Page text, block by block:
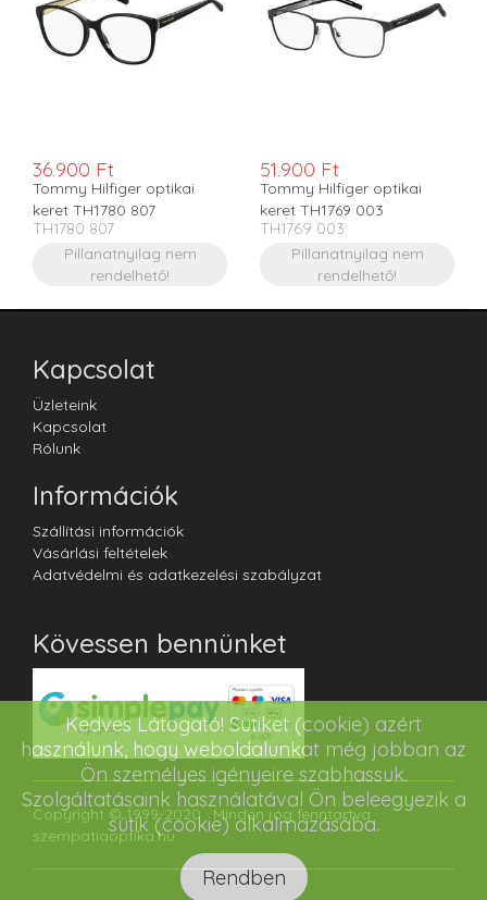
36.900 Ft
Tommy Hilfiger optikai
keret TH1780 807
TH1780 807
Pillanatnyilag nem
rendelhető!
51.900 Ft
Tommy Hilfiger optikai
keret TH1769 003
TH1769 003
Pillanatnyilag nem
rendelhető!
Kapcsolat
Üzleteink
Kapcsolat
Rólunk
Információk
Szállítási információk
Vásárlási feltételek
Adatvédelmi és adatkezelési szabályzat
Kövessen bennünket
Copyright © 1999-2020 · Minden jog fenntartva ·
szempatiaoptika.hu
Kedves Látogató! Sütiket (cookie) azért
használunk, hogy weboldalunkat még jobban az
Ön személyes igényeire szabhassuk.
Szolgáltatásaink használatával Ön beleegyezik a
sütik (cookie) alkalmazásába.
Rendben